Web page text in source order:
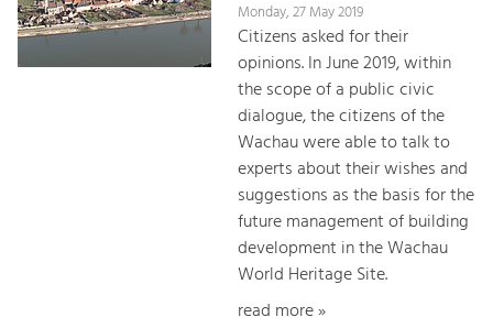
Monday, 27 May 2019
Citizens asked for their
opinions. In June 2019, within
the scope of a public civic
dialogue, the citizens of the
Wachau were able to talk to
experts about their wishes and
suggestions as the basis for the
future management of building
development in the Wachau
World Heritage Site.
read more »